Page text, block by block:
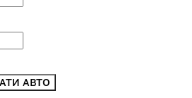
АВТО